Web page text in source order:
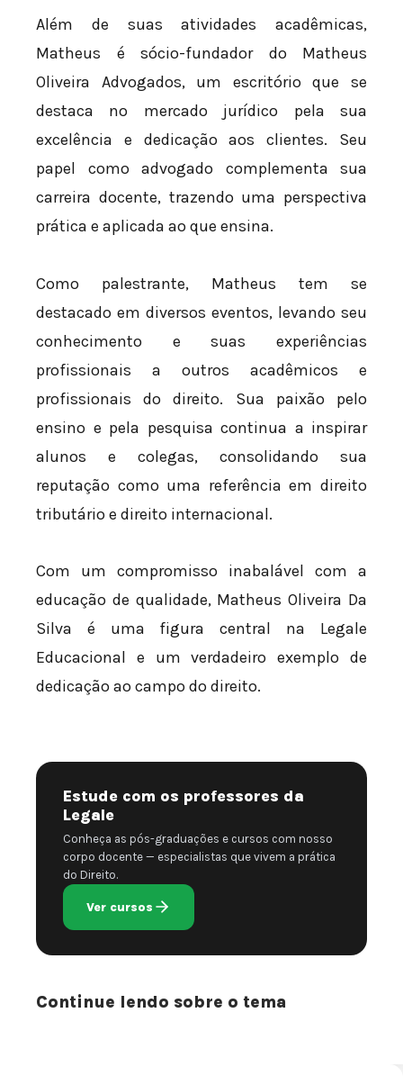
Além de suas atividades acadêmicas,
Matheus é sócio-fundador do Matheus
Oliveira Advogados, um escritório que se
destaca no mercado jurídico pela sua
excelência e dedicação aos clientes. Seu
papel como advogado complementa sua
carreira docente, trazendo uma perspectiva
prática e aplicada ao que ensina.
Como palestrante, Matheus tem se
destacado em diversos eventos, levando seu
conhecimento e suas experiências
profissionais a outros acadêmicos e
profissionais do direito. Sua paixão pelo
ensino e pela pesquisa continua a inspirar
alunos e colegas, consolidando sua
reputação como uma referência em direito
tributário e direito internacional.
Com um compromisso inabalável com a
educação de qualidade, Matheus Oliveira Da
Silva é uma figura central na Legale
Educacional e um verdadeiro exemplo de
dedicação ao campo do direito.
Estude com os professores da
Legale
Conheça as pós-graduações e cursos com nosso
corpo docente — especialistas que vivem a prática
do Direito.
Ver cursos
Continue lendo sobre o tema